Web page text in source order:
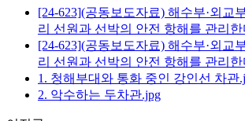
[24-623](공동보도자료) 해수부·외교
리 선원과 선박의 안전 항해를 관리한
[24-623](공동보도자료) 해수부·외교
리 선원과 선박의 안전 항해를 관리한
1. 청해부대와 통화 중인 강인선 차관
2. 악수하는 두차관.jpg